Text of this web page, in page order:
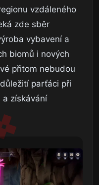
vzdáleného
zde sběr
vybavení a
biomů i nových
přitom nebudou
parťáci při
a získávání